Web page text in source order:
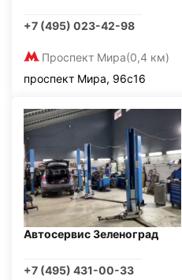
+7 (495) 023-42-98
Проспект Мира(0,4 км)
проспект Мира, 96с16
Автосервис Зеленоград
+7 (495) 431-00-33